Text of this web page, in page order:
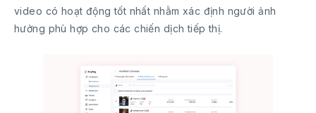
video có hoạt động tốt nhất nhằm xác định người ảnh
hưởng phù hợp cho các chiến dịch tiếp thị.